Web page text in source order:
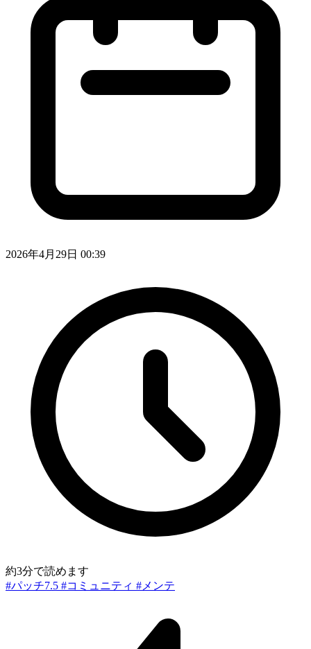
2026年4月29日 00:39
約3分で読めます
#パッチ7.5 #コミュニティ #メンテ